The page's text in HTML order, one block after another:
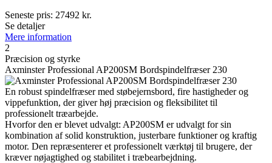
Seneste pris: 27492 kr.
Se detaljer
Mere information
2
Præcision og styrke
Axminster Professional AP200SM Bordspindelfræser 230
En robust spindelfræser med støbejernsbord, fire hastigheder og
vippefunktion, der giver høj præcision og fleksibilitet til
professionelt træarbejde.
Hvorfor den er blevet udvalgt: AP200SM er udvalgt for sin
kombination af solid konstruktion, justerbare funktioner og kraftig
motor. Den repræsenterer et professionelt værktøj til brugere, der
kræver nøjagtighed og stabilitet i træbearbejdning.